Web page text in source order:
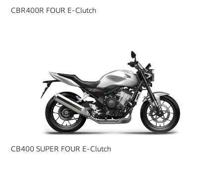
CBR400R FOUR E-Clutch
CB400 SUPER FOUR E-Clutch